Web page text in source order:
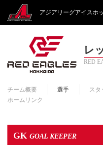
アジアリーグアイスホ
レ
RED
チーム概要 選手 スタ
ホームリンク
GK GOAL KEEPER